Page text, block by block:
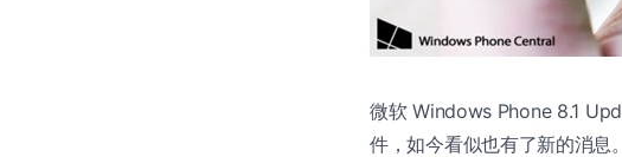
微软 Windows Phone 8.1
件，如今看似也有了新的消